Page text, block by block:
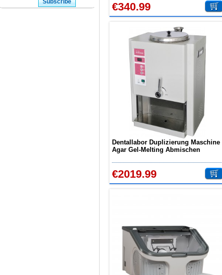
€340.99
Dentallabor Duplizierung Maschine
Agar Gel-Melting Abmischen
€2019.99